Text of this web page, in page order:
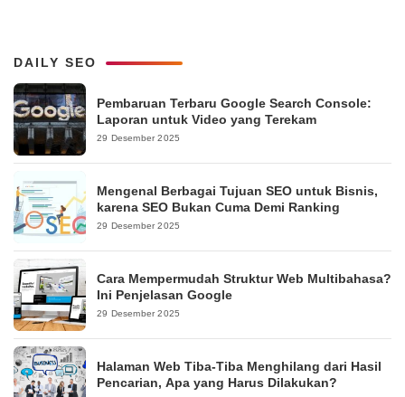
DAILY SEO
Pembaruan Terbaru Google Search Console:
Laporan untuk Video yang Terekam
29 Desember 2025
Mengenal Berbagai Tujuan SEO untuk Bisnis,
karena SEO Bukan Cuma Demi Ranking
29 Desember 2025
Cara Mempermudah Struktur Web Multibahasa?
Ini Penjelasan Google
29 Desember 2025
Halaman Web Tiba-Tiba Menghilang dari Hasil
Pencarian, Apa yang Harus Dilakukan?